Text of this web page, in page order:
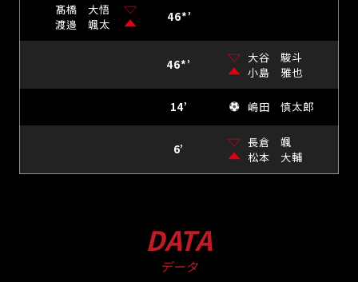
髙橋 大悟
渡邉 颯太
46*’
46*’
大谷 駿斗
小島 雅也
14’ 嶋田 慎太郎
6’
長倉 颯
松本 大輔
DATA
データ